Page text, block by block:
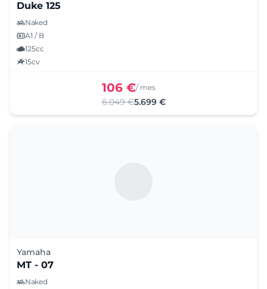
Duke 125
Naked
A1 / B
125cc
15cv
106 €/ mes
6.049 €5.699 €
Yamaha
MT - 07
Naked